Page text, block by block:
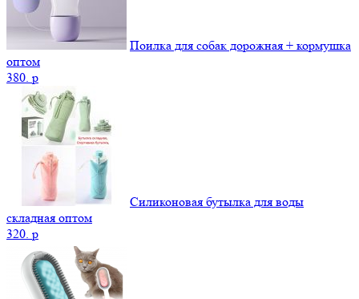
Поилка для собак дорожная + кормушка
оптом
380. p
Силиконовая бутылка для воды
складная оптом
320. p